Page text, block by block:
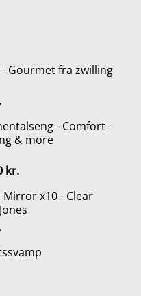
Gourmet fra zwilling
Den
pris
er:
- Comfort -
& more
kr.Den
pris
er:
Mirror x10 - Clear
Den
pris